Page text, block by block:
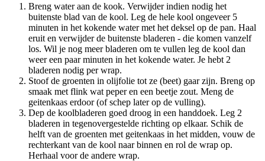
Breng water aan de kook. Verwijder indien nodig het
buitenste blad van de kool. Leg de hele kool ongeveer 5
minuten in het kokende water met het deksel op de pan. Haal
eruit en verwijder de buitenste bladeren - die komen vanzelf
los. Wil je nog meer bladeren om te vullen leg de kool dan
weer een paar minuten in het kokende water. Je hebt 2
bladeren nodig per wrap.
Stoof de groenten in olijfolie tot ze (beet) gaar zijn. Breng op
smaak met flink wat peper en een beetje zout. Meng de
geitenkaas erdoor (of schep later op de vulling).
Dep de koolbladeren goed droog in een handdoek. Leg 2
bladeren in tegenovergestelde richting op elkaar. Schik de
helft van de groenten met geitenkaas in het midden, vouw de
rechterkant van de kool naar binnen en rol de wrap op.
Herhaal voor de andere wrap.